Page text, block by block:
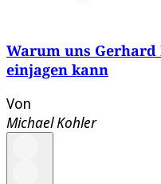
Warum uns
einjagen kann
Von
Michael Kohler